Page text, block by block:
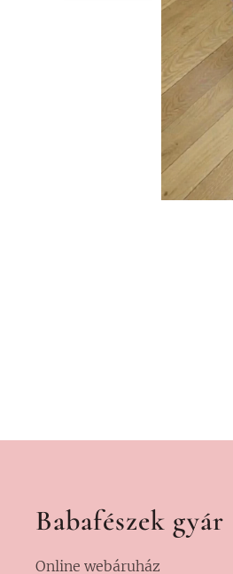
Babafészek gyár
Online webáruház